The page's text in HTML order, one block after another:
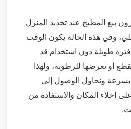
بيع المطبخ عند تجديد المنزل
وفي هذه الحالة يكون الوقت
فترة طويلة دون استخدام قد
أو تعرضها للرطوبة، ولهذا
بسرعة ونحاول الوصول إلى
إخلاء المكان والاستفادة من